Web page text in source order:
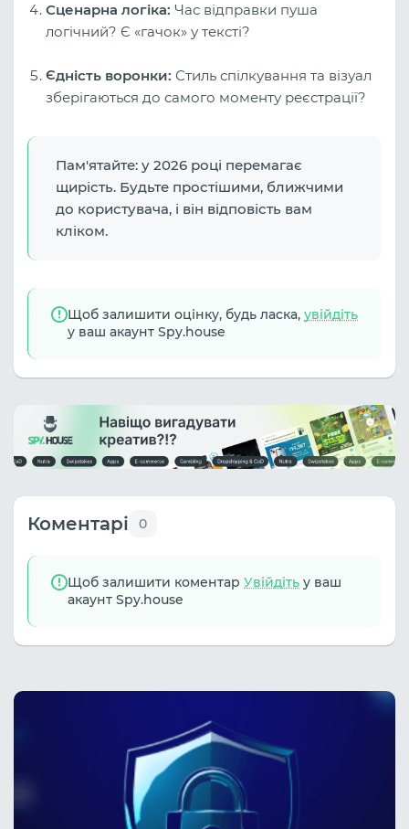
Сценарна логіка: Час відправки пуша
логічний? Є «гачок» у тексті?
Єдність воронки: Стиль спілкування та візуал
зберігаються до самого моменту реєстрації?
Пам'ятайте: у 2026 році перемагає
щирість. Будьте простішими, ближчими
до користувача, і він відповість вам
кліком.
Щоб залишити оцінку, будь ласка, увійдіть
у ваш акаунт Spy.house
Коментарі 0
Щоб залишити коментар Увійдіть у ваш
акаунт Spy.house